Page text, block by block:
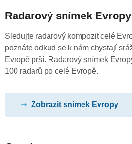
Radarový snímek Evropy
Sledujte radarový kompozit celé
poznáte odkud se k nám chystají
Evropě prší. Radarový snímek
100 radarů po celé Evropě.
Zobrazit snímek Evropy